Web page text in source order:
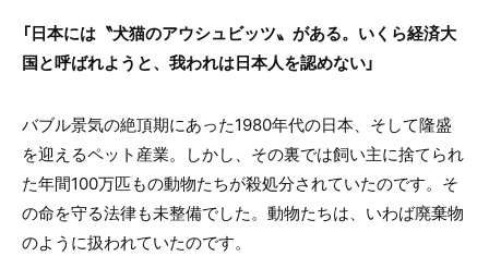
「日本には〝犬猫のアウシュビッツ〟がある。いくら経済大
国と呼ばれようと、我われは日本人を認めない」
バブル景気の絶頂期にあった1980年代の日本、そして隆盛
を迎えるペット産業。しかし、その裏では飼い主に捨てられ
た年間100万匹もの動物たちが殺処分されていたのです。そ
の命を守る法律も未整備でした。動物たちは、いわば廃棄物
のように扱われていたのです。